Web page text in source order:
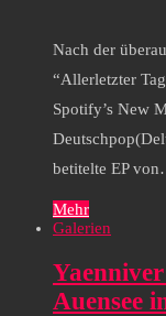
Nach der
“Allerletzter
Spotify’s New
betitelte EP
Mehr
Galerien
Auensee